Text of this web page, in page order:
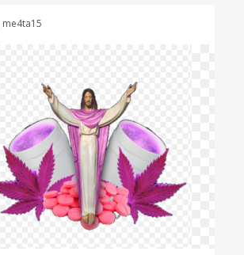
me4ta15